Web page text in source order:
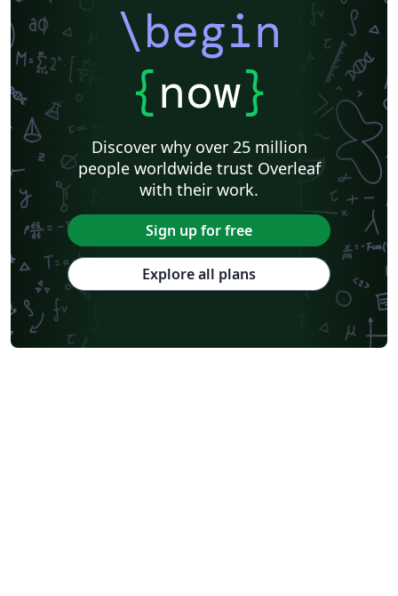
\begin
{now}
Discover why over 25 million
people worldwide trust Overleaf
with their work.
Sign up for free
Explore all plans